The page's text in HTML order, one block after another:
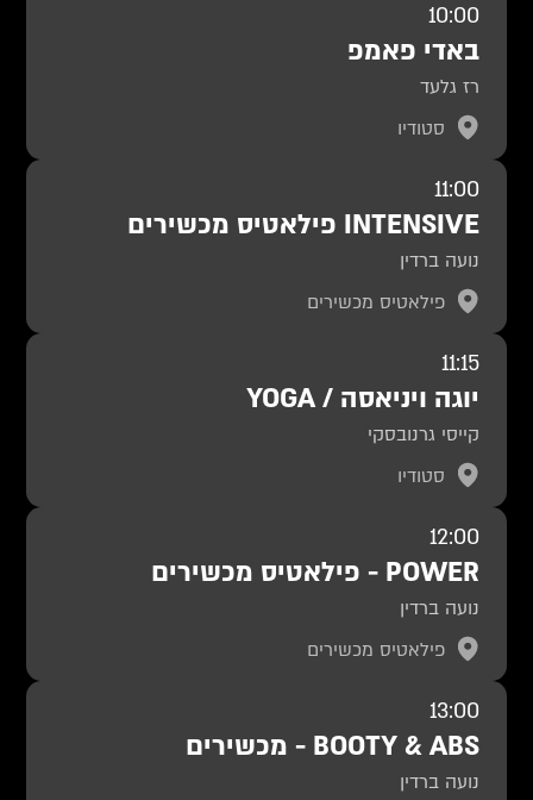
10:00
באדי פאמפ
רז גלעד
סטודיו
11:00
INTENSIVE פילאטיס מכשירים
נועה ברדין
פילאטיס מכשירים
11:15
יוגה ויניאסה / YOGA
קייסי גרנובסקי
סטודיו
12:00
POWER - פילאטיס מכשירים
נועה ברדין
פילאטיס מכשירים
13:00
BOOTY & ABS - מכשירים
נועה ברדין